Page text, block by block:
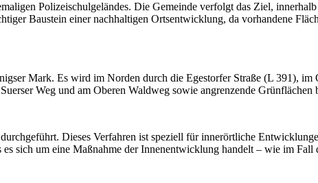
Polizeischulgeländes. Die Gemeinde verfolgt das Ziel,
Baustein einer nachhaltigen Ortsentwicklung, da vorhandene
Mark. Es wird im Norden durch die Egestorfer Straße (L 391),
Weg und am Oberen Waldweg sowie angrenzende Grünflächen
Dieses Verfahren ist speziell für innerörtliche
sich um eine Maßnahme der Innenentwicklung handelt – wie im